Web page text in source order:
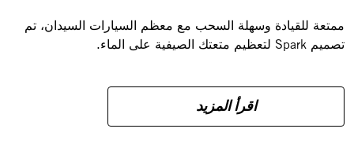
ممتعة للقيادة وسهلة السحب مع معظم السيارات السيدان، تم
تصميم Spark لتعظيم متعتك الصيفية على الماء.
اقرأ المزيد